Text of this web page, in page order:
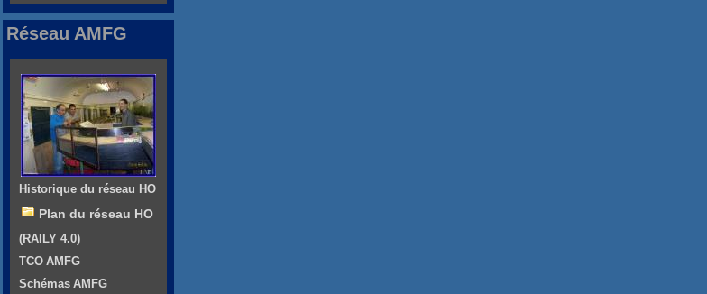
Réseau AMFG
Historique du réseau HO
Plan du réseau HO
(RAILY 4.0)
TCO AMFG
Schémas AMFG